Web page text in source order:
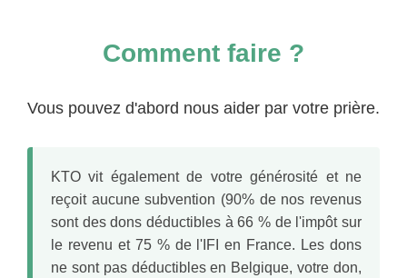
Comment faire ?
Vous pouvez d'abord nous aider par votre prière.
KTO vit également de votre générosité et ne
reçoit aucune subvention (90% de nos revenus
sont des dons déductibles à 66 % de l'impôt sur
le revenu et 75 % de l'IFI en France. Les dons
ne sont pas déductibles en Belgique, votre don,